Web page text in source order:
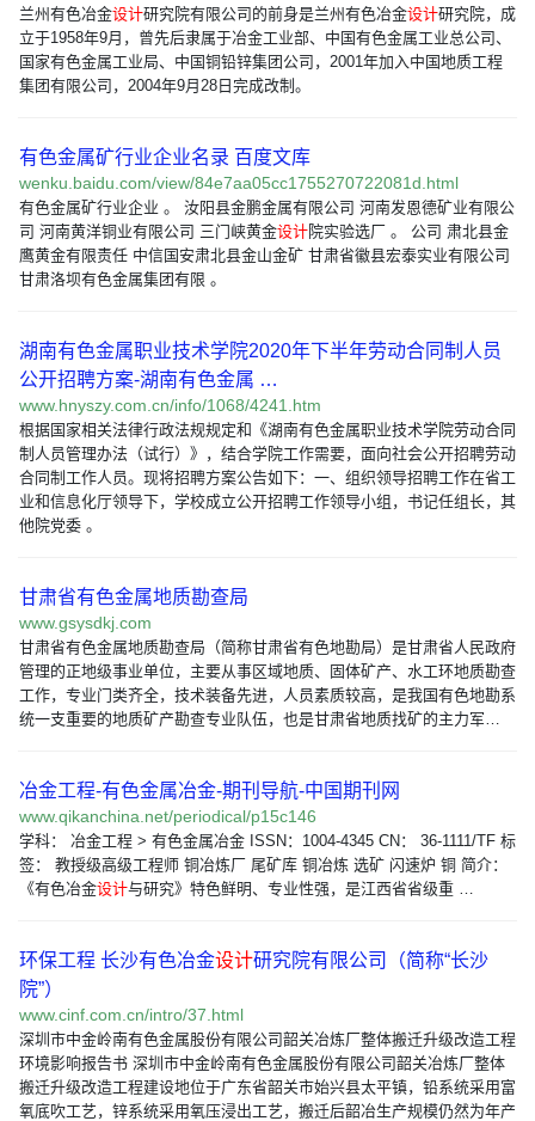
兰州有色冶金设计研究院有限公司的前身是兰州有色冶金设计研究院，成
立于1958年9月，曾先后隶属于冶金工业部、中国有色金属工业总公司、
国家有色金属工业局、中国铜铅锌集团公司，2001年加入中国地质工程
集团有限公司，2004年9月28日完成改制。
有色金属矿行业企业名录 百度文库
wenku.baidu.com/view/84e7aa05cc1755270722081d.html
有色金属矿行业企业 。 汝阳县金鹏金属有限公司 河南发恩德矿业有限公
司 河南黄洋铜业有限公司 三门峡黄金设计院实验选厂 。 公司 肃北县金
鹰黄金有限责任 中信国安肃北县金山金矿 甘肃省徽县宏泰实业有限公司
甘肃洛坝有色金属集团有限 。
湖南有色金属职业技术学院2020年下半年劳动合同制人员
公开招聘方案-湖南有色金属 …
www.hnyszy.com.cn/info/1068/4241.htm
根据国家相关法律行政法规规定和《湖南有色金属职业技术学院劳动合同
制人员管理办法（试行）》，结合学院工作需要，面向社会公开招聘劳动
合同制工作人员。现将招聘方案公告如下：一、组织领导招聘工作在省工
业和信息化厅领导下，学校成立公开招聘工作领导小组，书记任组长，其
他院党委 。
甘肃省有色金属地质勘查局
www.gsysdkj.com
甘肃省有色金属地质勘查局（简称甘肃省有色地勘局）是甘肃省人民政府
管理的正地级事业单位，主要从事区域地质、固体矿产、水工环地质勘查
工作，专业门类齐全，技术装备先进，人员素质较高，是我国有色地勘系
统一支重要的地质矿产勘查专业队伍，也是甘肃省地质找矿的主力军…
冶金工程-有色金属冶金-期刊导航-中国期刊网
www.qikanchina.net/periodical/p15c146
学科： 冶金工程 > 有色金属冶金 ISSN：1004-4345 CN： 36-1111/TF 标
签： 教授级高级工程师 铜冶炼厂 尾矿库 铜冶炼 选矿 闪速炉 铜 简介：
《有色冶金设计与研究》特色鲜明、专业性强，是江西省省级重 …
环保工程 长沙有色冶金设计研究院有限公司（简称“长沙
院”）
www.cinf.com.cn/intro/37.html
深圳市中金岭南有色金属股份有限公司韶关冶炼厂整体搬迁升级改造工程
环境影响报告书 深圳市中金岭南有色金属股份有限公司韶关冶炼厂整体
搬迁升级改造工程建设地位于广东省韶关市始兴县太平镇，铅系统采用富
氧底吹工艺，锌系统采用氧压浸出工艺，搬迁后韶冶生产规模仍然为年产